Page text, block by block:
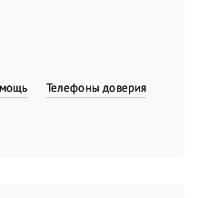
Телефоны доверия